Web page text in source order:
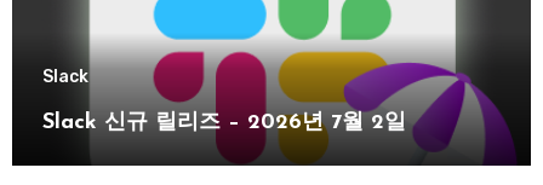
Slack
Slack 신규 릴리즈 – 2026년 7월 2일